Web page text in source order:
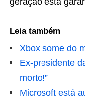
geração está
Leia também
Xbox some do
Ex-presidente
morto!”
Microsoft está